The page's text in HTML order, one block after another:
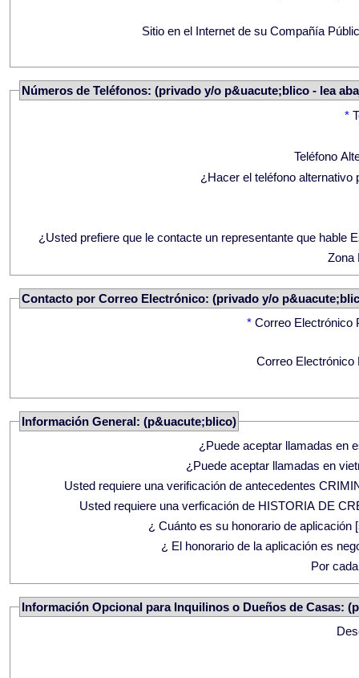
Sitio en el Internet de su Compañía
Números de Teléfonos: (privado y/o p&uacute;blico - lea
*
Teléfono
¿Hacer el teléfono alternativo
¿Usted prefiere que le contacte un representante que hable
Zona
Contacto por Correo Electrónico: (privado y/o
* Correo Electrónico
Correo Electrónico
Información General: (p&uacute;blico)
¿Puede aceptar llamadas en
¿Puede aceptar llamadas en
Usted requiere una verificación de antecedentes
Usted requiere una verficación de HISTORIA DE
¿ Cuánto es su honorario de aplicación
¿ El honorario de la aplicación es
Por
Información Opcional para Inquilinos o Dueños de Casas: